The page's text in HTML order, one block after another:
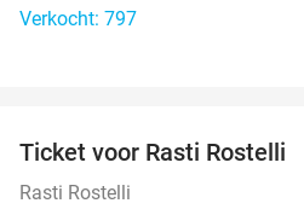
Verkocht: 797
TODAY
Ticket voor Rasti Rostelli
Rasti Rostelli